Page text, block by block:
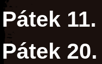
Pátek
Pátek